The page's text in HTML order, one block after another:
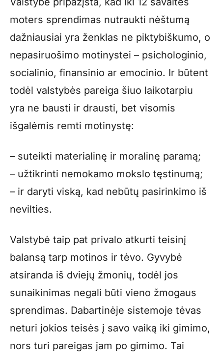
moters sprendimas nutraukti nėštumą
dažniausiai yra ženklas ne piktybiškumo, o
nepasiruošimo motinystei – psichologinio,
socialinio, finansinio ar emocinio. Ir būtent
todėl valstybės pareiga šiuo laikotarpiu
yra ne bausti ir drausti, bet visomis
išgalėmis remti motinystę:
– suteikti materialinę ir moralinę paramą;
– užtikrinti nemokamo mokslo tęstinumą;
– ir daryti viską, kad nebūtų pasirinkimo iš
nevilties.
Valstybė taip pat privalo atkurti teisinį
balansą tarp motinos ir tėvo. Gyvybė
atsiranda iš dviejų žmonių, todėl jos
sunaikinimas negali būti vieno žmogaus
sprendimas. Dabartinėje sistemoje tėvas
neturi jokios teisės į savo vaiką iki gimimo,
nors turi pareigas jam po gimimo. Tai